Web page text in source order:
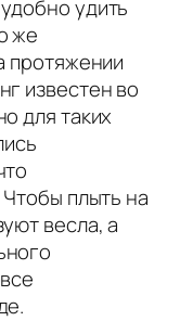
удить
же
протяжении
известен во
для таких
плыть на
весла, а